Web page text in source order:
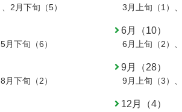
、 2月下旬（5） 3月上旬（1） 、
5月下旬（6）
6月（10）
6月上旬（2） 、
8月下旬（2）
9月（28）
9月上旬（3） 、
12月（4）